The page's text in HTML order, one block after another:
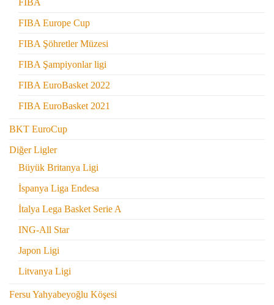
FIBA Europe Cup
FIBA Şöhretler Müzesi
FIBA Şampiyonlar ligi
FIBA EuroBasket 2022
FIBA EuroBasket 2021
BKT EuroCup
Diğer Ligler
Büyük Britanya Ligi
İspanya Liga Endesa
İtalya Lega Basket Serie A
ING-All Star
Japon Ligi
Litvanya Ligi
Fersu Yahyabeyoğlu Köşesi